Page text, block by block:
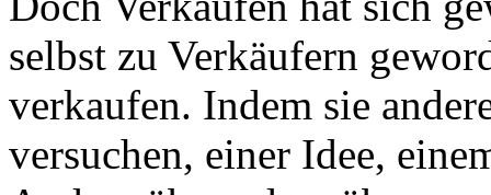
selbst zu Verkäufern
verkaufen. Indem sie
versuchen, einer Idee,